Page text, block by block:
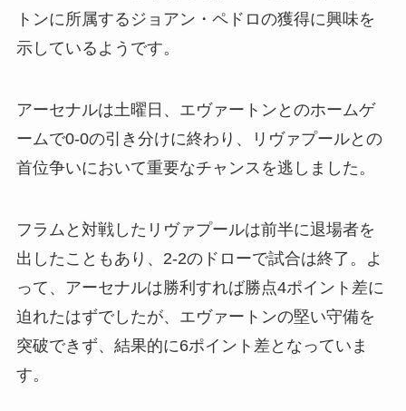
トンに所属するジョアン・ペドロの獲得に興味を
示しているようです。
アーセナルは土曜日、エヴァートンとのホームゲ
ームで0-0の引き分けに終わり、リヴァプールとの
首位争いにおいて重要なチャンスを逃しました。
フラムと対戦したリヴァプールは前半に退場者を
出したこともあり、2-2のドローで試合は終了。よ
って、アーセナルは勝利すれば勝点4ポイント差に
迫れたはずでしたが、エヴァートンの堅い守備を
突破できず、結果的に6ポイント差となっていま
す。